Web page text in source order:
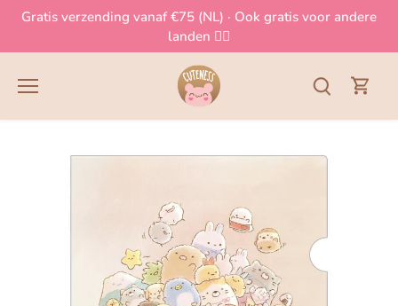
Meteen
de
Gratis verzending vanaf €75 (NL) · Ook gratis voor andere
landen 👈🏻